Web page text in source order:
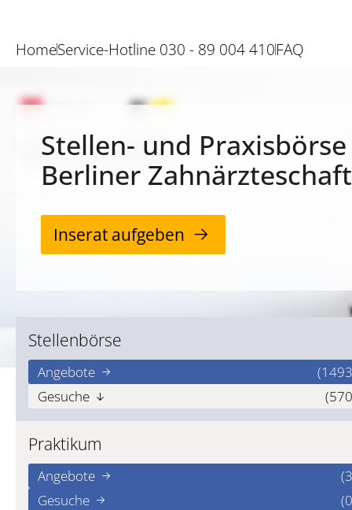
HomeService-Hotline 030 - 89 004 410FAQ
Stellen- und
Berliner Zahnärzteschaft
Inserat aufgeben
Stellenbörse
Angebote
Gesuche
Praktikum
Angebote
Gesuche